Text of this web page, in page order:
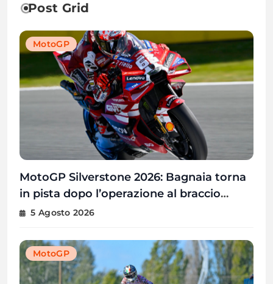
Post Grid
MotoGP
MotoGP Silverstone 2026: Bagnaia torna
in pista dopo l’operazione al braccio
destro
5 Agosto 2026
MotoGP